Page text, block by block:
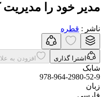
مدیر خود را مدیریت
ناشر : قطره
اشترا گذاری افزودن به
شابک
978-964-2980-52-9
زبان
فارسی